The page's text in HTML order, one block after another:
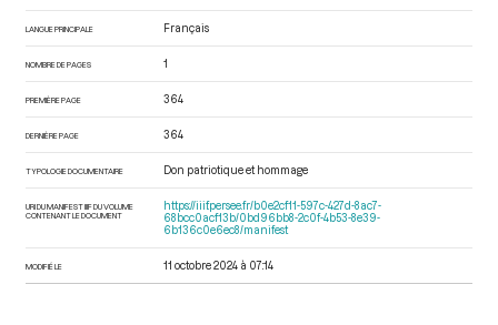
LANGUE PRINCIPALE Français
NOMBRE DE PAGES 1
PREMIÈRE PAGE 364
DERNIÈRE PAGE 364
TYPOLOGIE DOCUMENTAIRE Don patriotique et hommage
URI DU MANIFEST IIIF DU VOLUME
CONTENANT LE DOCUMENT
https://iiif.persee.fr/b0e2cf11-597c-427d-8ac7-
68bcc0acf13b/0bd96bb8-2c0f-4b53-8e39-
6b136c0e6ec8/manifest
MODIFIÉ LE 11 octobre 2024 à 07:14